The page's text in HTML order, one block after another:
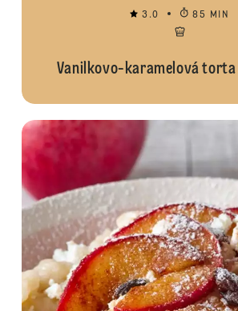
3.0 85 MIN
Vanilkovo-karamelová torta